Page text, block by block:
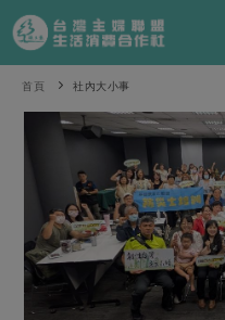
產品分類
當季蔬果
芽苗類
辛香料類
奶蛋豆・五穀
食譜料理
米食
麵食
特別企畫
預購活動
把最好的台灣味帶回家！
綠主張
關於合作社
首頁 社內大小事